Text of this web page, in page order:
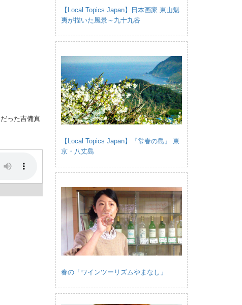
った吉備真
【Local Topics Japan】日本画家 東山魁
夷が描いた風景～九十九谷
【Local Topics Japan】『常春の島』 東
京・八丈島
春の「ワインツーリズムやまなし」